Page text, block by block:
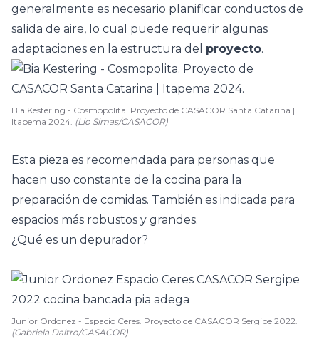
generalmente es necesario planificar conductos de
salida de aire, lo cual puede requerir algunas
adaptaciones en la estructura del proyecto.
Bia Kestering - Cosmopolita. Proyecto de CASACOR Santa Catarina |
Itapema 2024. (Lio Simas/CASACOR)
Esta pieza es recomendada para personas que
hacen uso constante de la cocina para la
preparación de comidas. También es indicada para
espacios más robustos y grandes.
¿Qué es un depurador?
Junior Ordonez - Espacio Ceres. Proyecto de CASACOR Sergipe 2022.
(Gabriela Daltro/CASACOR)